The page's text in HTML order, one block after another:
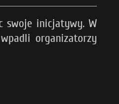
swoje inicjatywy. W
organizatorzy